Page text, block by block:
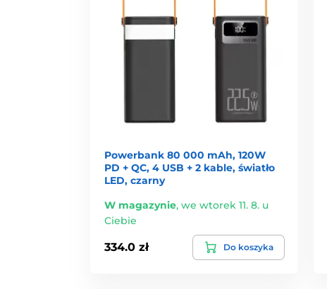
Powerbank 80 000 mAh, 120W
PD + QC, 4 USB + 2 kable, światło
LED, czarny
W magazynie, we wtorek 11. 8. u
Ciebie
334.0 zł Do koszyka